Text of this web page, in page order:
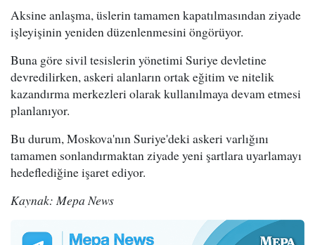
Aksine anlaşma, üslerin tamamen kapatılmasından ziyade
işleyişinin yeniden düzenlenmesini öngörüyor.
Buna göre sivil tesislerin yönetimi Suriye devletine
devredilirken, askeri alanların ortak eğitim ve nitelik
kazandırma merkezleri olarak kullanılmaya devam etmesi
planlanıyor.
Bu durum, Moskova'nın Suriye'deki askeri varlığını
tamamen sonlandırmaktan ziyade yeni şartlara uyarlamayı
hedeflediğine işaret ediyor.
Kaynak: Mepa News